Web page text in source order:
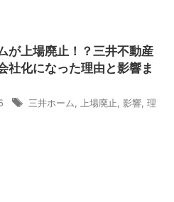
が上場廃止！？三井不動産
社化になった理由と影響ま
三井ホーム 上場廃止 影響 理